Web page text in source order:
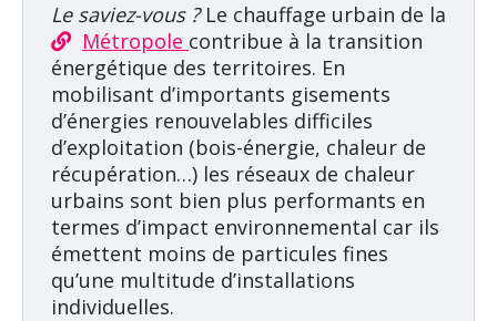
Le saviez-vous ?Le chauffage urbain de la
Métropole contribue à la transition
énergétique des territoires. En
mobilisant d’importants gisements
d’énergies renouvelables difficiles
d’exploitation (bois-énergie, chaleur de
récupération…) les réseaux de chaleur
urbains sont bien plus performants en
termes d’impact environnemental car ils
émettent moins de particules fines
qu’une multitude d’installations
individuelles.